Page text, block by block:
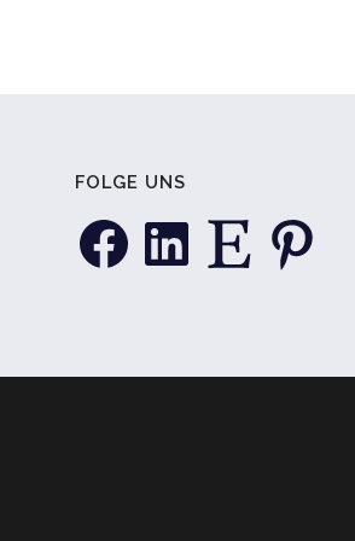
FOLGE UNS
FacebookLinkedIn Etsy Pinterest